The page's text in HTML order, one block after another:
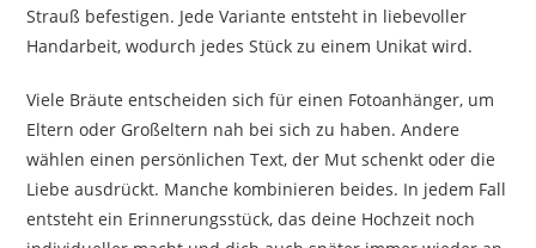
Strauß befestigen. Jede Variante entsteht in liebevoller
Handarbeit, wodurch jedes Stück zu einem Unikat wird.
Viele Bräute entscheiden sich für einen Fotoanhänger, um
Eltern oder Großeltern nah bei sich zu haben. Andere
wählen einen persönlichen Text, der Mut schenkt oder die
Liebe ausdrückt. Manche kombinieren beides. In jedem Fall
entsteht ein Erinnerungsstück, das deine Hochzeit noch